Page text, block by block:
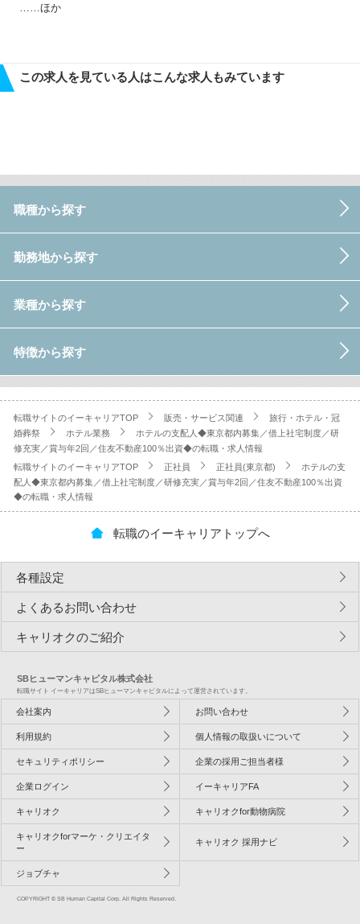
……ほか
この求人を見ている人はこんな求人もみています
職種から探す
勤務地から探す
業種から探す
特徴から探す
転職サイトのイーキャリアTOP 販売・サービス関連
旅行・ホテル・冠
婚葬祭
ホテル業務
ホテルの支配人◆東京都内募集／借上社宅制度／研
修充実／賞与年2回／住友不動産100％出資◆の転職・求人情報
転職サイトのイーキャリアTOP
正社員 正社員(東京都)
ホテルの支
配人◆東京都内募集／借上社宅制度／研修充実／賞与年2回／住友不動産100％出資
◆の転職・求人情報
転職のイーキャリアトップへ
各種設定
よくあるお問い合わせ
キャリオクのご紹介
SBヒューマンキャピタル株式会社
転職サイト イーキャリアはSBヒューマンキャピタルによって運営されています。
会社案内 お問い合わせ
利用規約 個人情報の取扱いについて
セキュリティポリシー 企業の採用ご担当者様
企業ログイン イーキャリアFA
キャリオク キャリオクfor動物病院
キャリオクforマーケ・クリエイタ
ー
キャリオク 採用ナビ
ジョブチャ
COPYRIGHT © SB Human Capital Corp. All Rights Reserved.